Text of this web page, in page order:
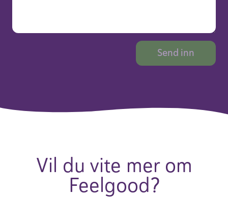
Vil du vite mer om
Feel­good?